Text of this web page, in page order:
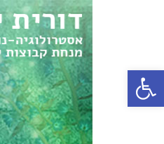
פתח סרגל נגישות